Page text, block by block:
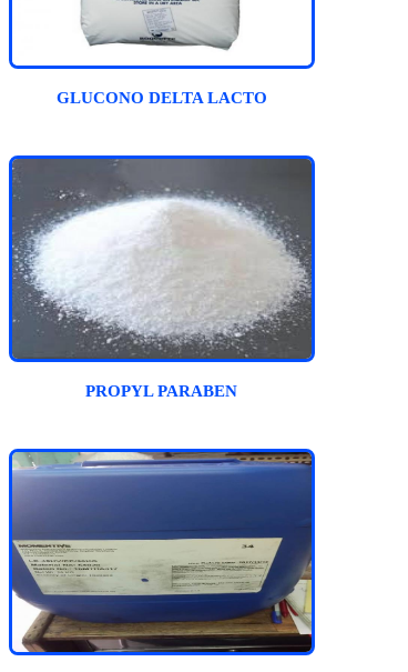
GLUCONO DELTA LACTO
PROPYL PARABEN